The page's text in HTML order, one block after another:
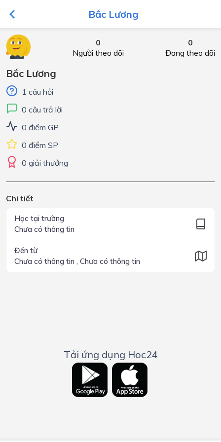
Bắc Lương
0
Người theo dõi
0
Đang theo dõi
Bắc Lương
1 câu hỏi
0 câu trả lời
0 điểm GP
0 điểm SP
0 giải thưởng
Chi tiết
Học tại trường
Chưa có thông tin
Đến từ
Chưa có thông tin , Chưa có thông tin
Tải ứng dụng Hoc24